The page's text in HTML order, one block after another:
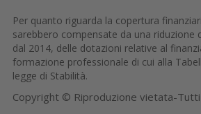
Per quanto riguarda la copertura
sarebbero compensate da una riduzione
dal 2014, delle dotazioni relative al
formazione professionale di cui alla
legge di Stabilità.
Copyright © Riproduzione vietata-